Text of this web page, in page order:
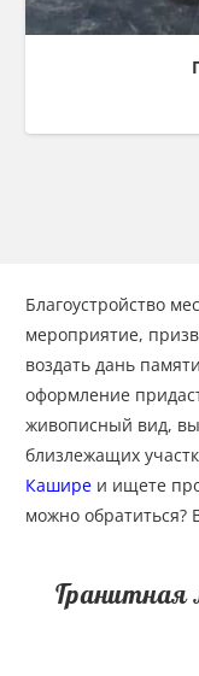
Благоустройство
мероприятие,
воздать дань
оформление
живописный вид,
близлежащих
Кашире и ищете
можно
Гранитная